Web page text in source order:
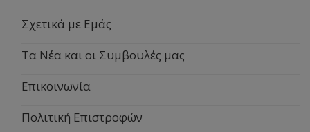
Σχετικά με Εμάς
Τα Νέα και οι Συμβουλές μας
Επικοινωνία
Πολιτική Επιστροφών